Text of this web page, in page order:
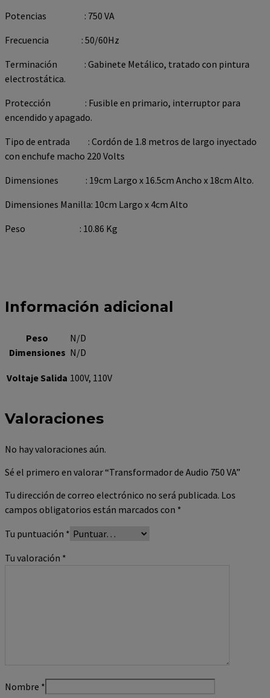
Potencias : 750 VA
Frecuencia : 50/60Hz
Terminación : Gabinete Metálico, tratado con pintura
electrostática.
Protección : Fusible en primario, interruptor para
encendido y apagado.
Tipo de entrada : Cordón de 1.8 metros de largo inyectado
con enchufe macho 220 Volts
Dimensiones : 19cm Largo x 16.5cm Ancho x 18cm Alto.
Dimensiones Manilla: 10cm Largo x 4cm Alto
Peso : 10.86 Kg
Información adicional
Peso
N/D
Dimensiones N/D
Voltaje Salida 100V, 110V
Valoraciones
No hay valoraciones aún.
Sé el primero en valorar “Transformador de Audio 750 VA”
Tu dirección de correo electrónico no será publicada. Los
campos obligatorios están marcados con *
Tu puntuación *
Tu valoración *
Nombre *